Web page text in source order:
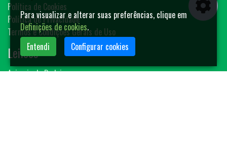
Política de Cookies
Política de Privacidade
Termos e Condições Gerais de Uso
Leilões
Animais de Rodeio
Para visualizar e alterar suas preferências, clique em
Definições de cookies.
Entendi
Configurar cookies